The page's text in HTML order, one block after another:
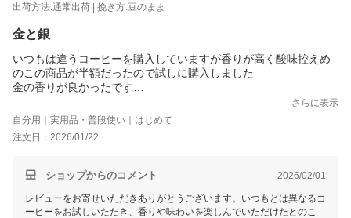
出荷方法:通常出荷 | 挽き方:豆のまま
金と銀
いつもは違うコーヒーを購入していますが香りが高く酸味控えめ
のこの商品が半額だったので試しに購入しました
金の香りが良かったです
銀はまだ開けていないので金との違いが分かりませんが楽しみで
す
金と銀各400グラムなのでしばらくはコーヒーには困りません
鮮度が命の商品はよく売れているものの方が回転が早く鮮度が良
さらに表示
自分用｜実用品・普段使い｜はじめて
注文日：2026/01/22
ショップからのコメント 2026/02/01
レビューをお寄せいただきありがとうございます。いつもとは異なるコ
ーヒーをお試しいただき、香りや味わいを楽しんでいただけたとのこ